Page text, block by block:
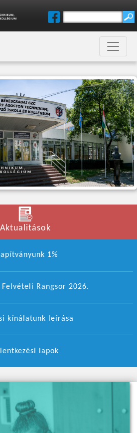
Aktualitások
1%
Rangsor 2026.
kínálatunk leírása
lapok